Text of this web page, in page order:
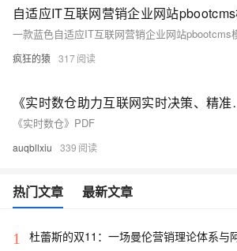
自适应IT互联网营销企业网站
疯狂的猿 317
《实时数仓
《实时数仓》PDF
auqbllxiu 339
热门文章 最新文章
1
杜蕾斯的双11：一场曼伦营销理论体系与